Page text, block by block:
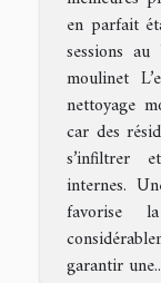
en parfait
sessions
moulinet
nettoyage
car des
s’infiltrer
internes.
favorise
garantir